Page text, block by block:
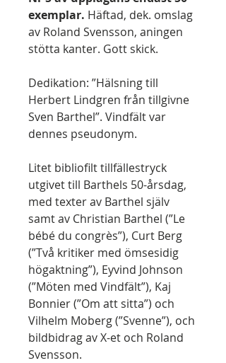
exemplar. Häftad, dek. omslag
av Roland Svensson, aningen
stötta kanter. Gott skick.
Dedikation: ”Hälsning till
Herbert Lindgren från tillgivne
Sven Barthel”. Vindfält var
dennes pseudonym.
Litet bibliofilt tillfällestryck
utgivet till Barthels 50-årsdag,
med texter av Barthel själv
samt av Christian Barthel (”Le
bébé du congrès”), Curt Berg
(”Två kritiker med ömsesidig
högaktning”), Eyvind Johnson
(”Möten med Vindfält”), Kaj
Bonnier (”Om att sitta”) och
Vilhelm Moberg (”Svenne”), och
bildbidrag av X-et och Roland
Svensson.